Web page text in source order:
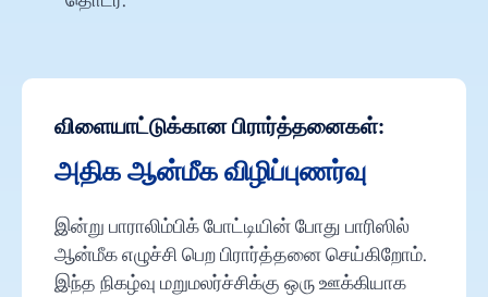
விளையாட்டுக்கான பிரார்த்தனைகள்:
அதிக ஆன்மீக விழிப்புணர்வு
இன்று பாராலிம்பிக் போட்டியின் போது பாரிஸில்
ஆன்மீக எழுச்சி பெற பிரார்த்தனை செய்கிறோம்.
இந்த நிகழ்வு மறுமலர்ச்சிக்கு ஒரு ஊக்கியாக